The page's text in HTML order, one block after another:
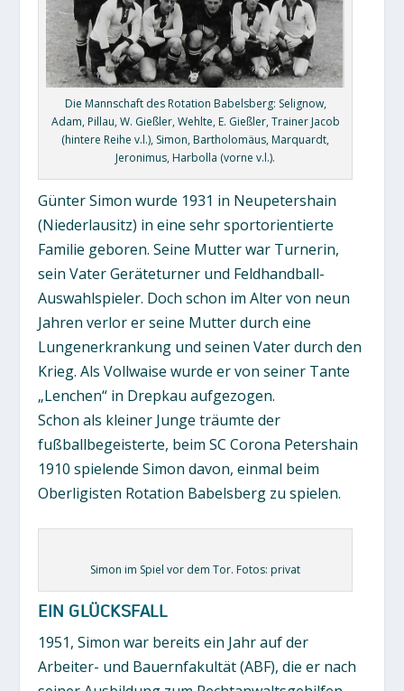
Die Mannschaft des Rotation Babelsberg: Selignow,
Adam, Pillau, W. Gießler, Wehlte, E. Gießler, Trainer Jacob
(hintere Reihe v.l.), Simon, Bartholomäus, Marquardt,
Jeronimus, Harbolla (vorne v.l.).
Günter Simon wurde 1931 in Neupetershain
(Niederlausitz) in eine sehr sportorientierte
Familie geboren. Seine Mutter war Turnerin,
sein Vater Geräteturner und Feldhandball-
Auswahlspieler. Doch schon im Alter von neun
Jahren verlor er seine Mutter durch eine
Lungenerkrankung und seinen Vater durch den
Krieg. Als Vollwaise wurde er von seiner Tante
„Lenchen“ in Drepkau aufgezogen.
Schon als kleiner Junge träumte der
fußballbegeisterte, beim SC Corona Petershain
1910 spielende Simon davon, einmal beim
Oberligisten Rotation Babelsberg zu spielen.
Simon im Spiel vor dem Tor. Fotos: privat
EIN GLÜCKSFALL
1951, Simon war bereits ein Jahr auf der
Arbeiter- und Bauernfakultät (ABF), die er nach